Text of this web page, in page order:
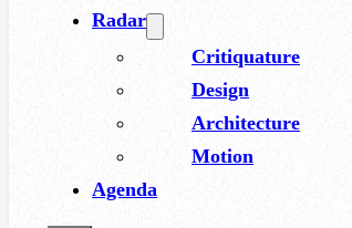
Radar
Critiquature
Design
Architecture
Motion
Agenda